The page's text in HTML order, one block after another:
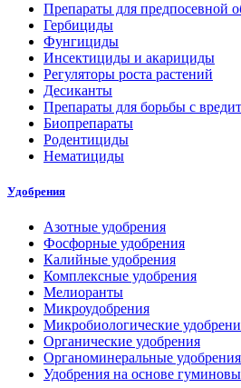
Препараты для предпосевной
Гербициды
Фунгициды
Инсектициды и акарициды
Регуляторы роста растений
Десиканты
Препараты для борьбы с
Биопрепараты
Родентициды
Нематициды
Удобрения
Азотные удобрения
Фосфорные удобрения
Калийные удобрения
Комплексные удобрения
Мелиоранты
Микроудобрения
Микробиологические
Органические удобрения
Органоминеральные удобрения
Удобрения на основе